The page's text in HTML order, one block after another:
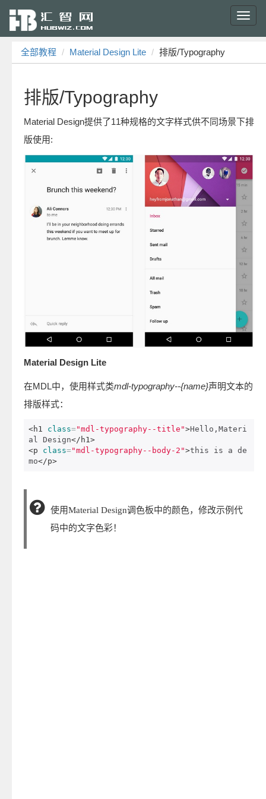
全部教程 Material Design Lite 排版/Typography
排版/Typography
Material Design提供了11种规格的文字样式供不同场景下排
版使用:
Material Design Lite
在MDL中，使用样式类mdl-typography--{name}声明文本的
排版样式：
<h1 class="mdl-typography--title">Hello,Materi
al Design</h1>
<p
class="mdl-typography--body-2">this is a de
mo</p>
使用Material Design调色板中的颜色，修改示例代
码中的文字色彩！